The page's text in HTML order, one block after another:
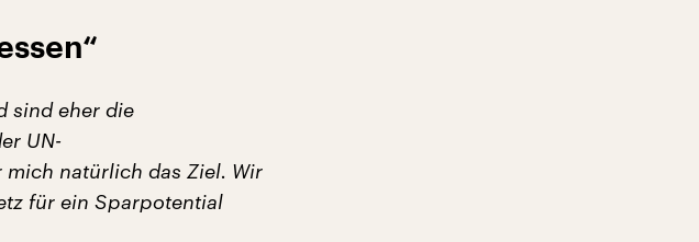
sind eher die
UN-
natürlich das Ziel. Wir
für ein Sparpotential